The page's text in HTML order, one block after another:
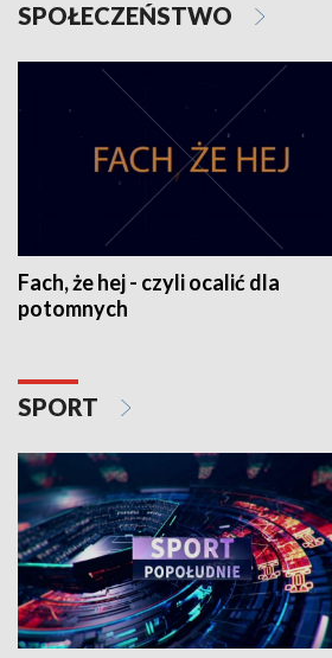
SPOŁECZEŃSTWO
Fach, że hej - czyli ocalić dla
potomnych
SPORT